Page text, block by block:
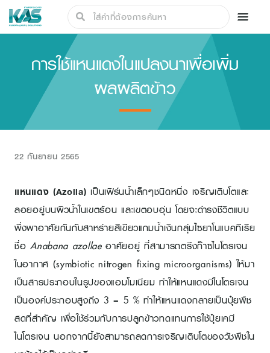
การใช้แหนแดงในแปลงนาเพื่อเพิ่ม
ผลผลิตข้าว
22 กันยายน 2565
แหนแดง (Azolla)เป็นเฟิร์นน้ำเล็กๆชนิดหนึ่ง เจริญเติบโตและ
ลอยอยู่บนผิวน้ำในเขตร้อน และเขตอบอุ่น โดยจะดำรงชีวิตแบบ
พึ่งพาอาศัยกันกับสาหร่ายสีเขียวแกมน้ำเงินกลุ่มไซยาโนแบคทีเรีย
ชื่อAnabana azollaeอาศัยอยู่ ที่สามารถตรึงก๊าซไนโตรเจน
ในอากาศ (symbiotic nitrogen fixing microorganisms) ให้มา
เป็นสารประกอบในรูปของแอมโมเนียม ทำให้แหนแดงมีไนโตรเจน
เป็นองค์ประกอบสูงถึง 3 – 5 % ทำให้แหนแดงกลายเป็นปุ๋ยพืช
สดที่สำคัญ เพื่อใช้ร่วมกับการปลูกข้าวทดแทนการใช้ปุ๋ยเคมี
ไนโตรเจน นอกจากนี้ยังสามารถลดการเจริญเติบโตของวัชพืชใน